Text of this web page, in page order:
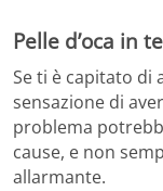
Pelle d’oca in
Se ti è capitato di
sensazione di
problema
cause, e non
allarmante.